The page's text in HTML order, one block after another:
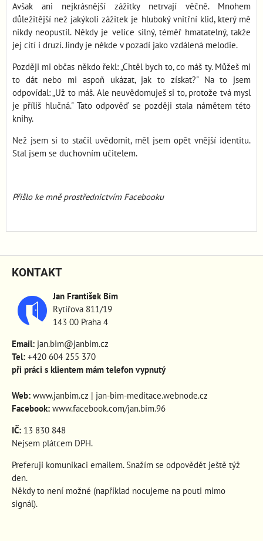
Avšak ani nejkrásnější zážitky netrvají věčně. Mnohem
důležitější než jakýkoli zážitek je hluboký vnitřní klid, který mě
nikdy neopustil. Někdy je velice silný, téměř hmatatelný, takže
jej cítí i druzí. Jindy je někde v pozadí jako vzdálená melodie.
Později mi občas někdo řekl: „Chtěl bych to, co máš ty. Můžeš mi
to dát nebo mi aspoň ukázat, jak to získat?" Na to jsem
odpovídal: „Už to máš. Ale neuvědomuješ si to, protože tvá mysl
je příliš hlučná." Tato odpověď se později stala námětem této
knihy.
Než jsem si to stačil uvědomit, měl jsem opět vnější identitu.
Stal jsem se duchovním učitelem.
Přišlo ke mně prostřednictvím Facebooku
KONTAKT
Jan František Bím
Rytířova 811/19
143 00 Praha 4
Email: jan.bim@janbim.cz
Tel: +420 604 255 370
při práci s klientem mám telefon vypnutý
Web: www.janbim.cz | jan-bim-meditace.webnode.cz
Facebook: www.facebook.com/jan.bim.96
IČ: 13 830 848
Nejsem plátcem DPH.
Preferuji komunikaci emailem. Snažím se odpovědět ještě týž
den.
Někdy to není možné (například nocujeme na pouti mimo
signál).